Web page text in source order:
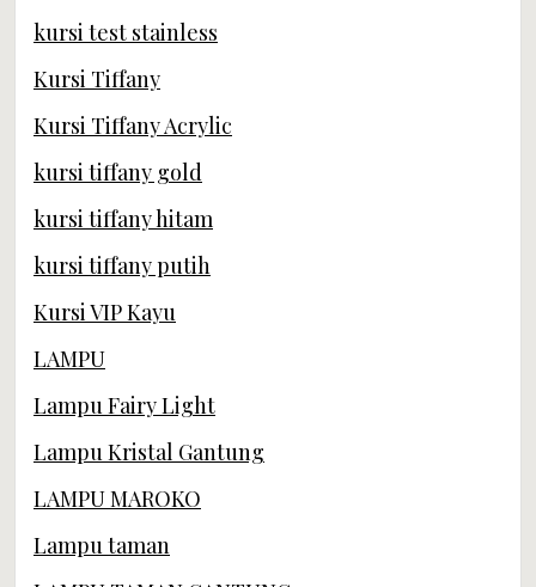
kursi test stainless
Kursi Tiffany
Kursi Tiffany Acrylic
kursi tiffany gold
kursi tiffany hitam
kursi tiffany putih
Kursi VIP Kayu
LAMPU
Lampu Fairy Light
Lampu Kristal Gantung
LAMPU MAROKO
Lampu taman